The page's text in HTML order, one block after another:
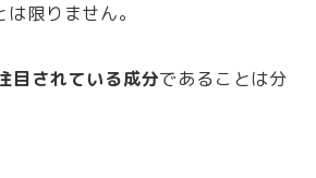
限りません。
目されている成分であることは分